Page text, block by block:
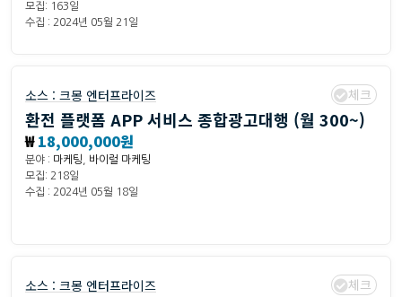
모집: 163일
수집 : 2024년 05월 21일
소스 : 크몽 엔터프라이즈 체크
환전 플랫폼 APP 서비스 종합광고대행 (월 300~)
₩18,000,000원
분야 : 마케팅
바이럴 마케팅
모집: 218일
수집 : 2024년 05월 18일
소스 : 크몽 엔터프라이즈 체크